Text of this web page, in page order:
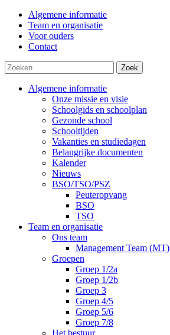
Algemene informatie
Team en organisatie
Voor ouders
Contact
Zoek
Algemene informatie
Onze missie en visie
Schoolgids en schoolplan
Gezonde school
Schooltijden
Vakanties en studiedagen
Belangrijke documenten
Kalender
Nieuws
BSO/TSO/PSZ
Peuteropvang
BSO
TSO
Team en organisatie
Ons team
Management Team (MT)
Groepen
Groep 1/2a
Groep 1/2b
Groep 3
Groep 4/5
Groep 5/6
Groep 7/8
Het bestuur